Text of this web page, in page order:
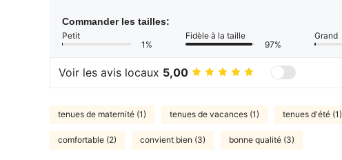
Commander les tailles:
Petit
1%
Fidèle à la taille
97%
Grand
Voir les avis locaux 5,00
tenues de maternité (1) tenues de vacances (1) tenues d'été (1)
comfortable (2) convient bien (3) bonne qualité (3)